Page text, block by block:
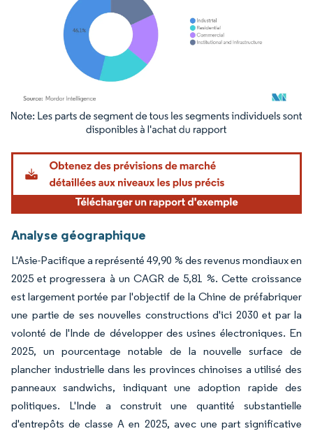
Image © Mordor Intelligence. La réutilisation nécessite une attribution sous CC BY
Analyse géographique
L'Asie-Pacifique a représenté 49,90 % des revenus mondiaux en
2025 et progressera à un CAGR de 5,81 %. Cette croissance
est largement portée par l'objectif de la Chine de préfabriquer
une partie de ses nouvelles constructions d'ici 2030 et par la
volonté de l'Inde de développer des usines électroniques. En
2025, un pourcentage notable de la nouvelle surface de
plancher industrielle dans les provinces chinoises a utilisé des
panneaux sandwichs, indiquant une adoption rapide des
politiques. L'Inde a construit une quantité substantielle
d'entrepôts de classe A en 2025, avec une part significative